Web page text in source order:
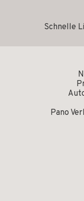
Schnelle
Pano